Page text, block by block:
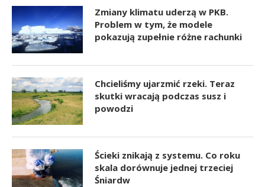
Zmiany klimatu uderzą w PKB.
Problem w tym, że modele
pokazują zupełnie różne rachunki
Chcieliśmy ujarzmić rzeki. Teraz
skutki wracają podczas susz i
powodzi
Ścieki znikają z systemu. Co roku
skala dorównuje jednej trzeciej
Śniardw